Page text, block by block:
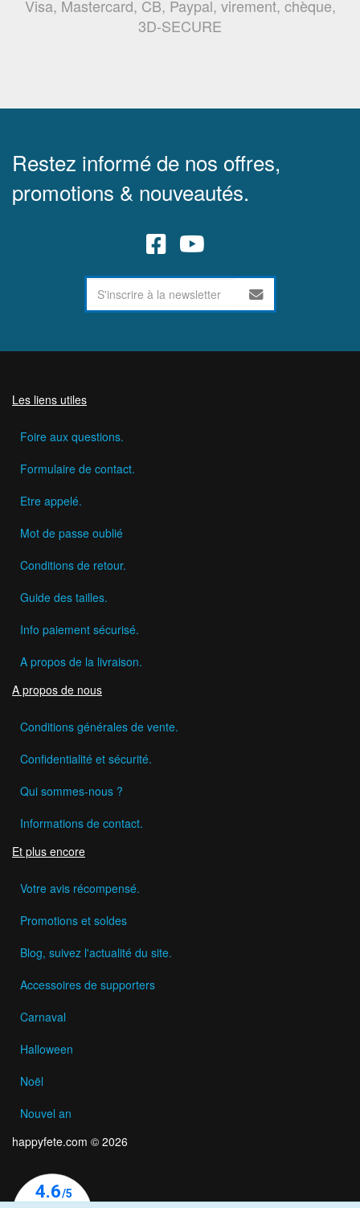
Visa, Mastercard, CB, Paypal, virement, chèque,
3D-SECURE
Restez informé de nos offres,
promotions & nouveautés.
Les liens utiles
Foire aux questions.
Formulaire de contact.
Etre appelé.
Mot de passe oublié
Conditions de retour.
Guide des tailles.
Info paiement sécurisé.
A propos de la livraison.
A propos de nous
Conditions générales de vente.
Confidentialité et sécurité.
Qui sommes-nous ?
Informations de contact.
Et plus encore
Votre avis récompensé.
Promotions et soldes
Blog, suivez l'actualité du site.
Accessoires de supporters
Carnaval
Halloween
Noël
Nouvel an
happyfete.com © 2026